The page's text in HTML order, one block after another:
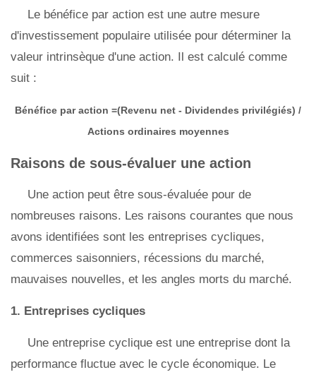
Le bénéfice par action est une autre mesure
d'investissement populaire utilisée pour déterminer la
valeur intrinsèque d'une action. Il est calculé comme
suit :
Bénéfice par action =(Revenu net - Dividendes privilégiés) /
Actions ordinaires moyennes
Raisons de sous-évaluer une action
Une action peut être sous-évaluée pour de
nombreuses raisons. Les raisons courantes que nous
avons identifiées sont les entreprises cycliques,
commerces saisonniers, récessions du marché,
mauvaises nouvelles, et les angles morts du marché.
1. Entreprises cycliques
Une entreprise cyclique est une entreprise dont la
performance fluctue avec le cycle économique. Le